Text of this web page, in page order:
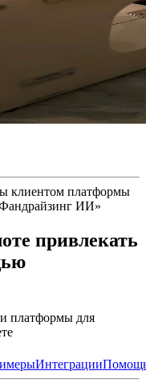
клиентом платформы
ИИ»
привлекать
платформы для
Интеграции